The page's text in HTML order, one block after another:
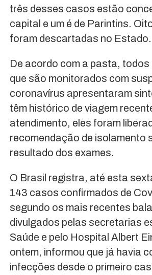
três desses casos estão
capital e um é de Parintins.
foram descartadas no Estado.
De acordo com a pasta,
que são monitorados com
coronavírus apresentaram
têm histórico de viagem
atendimento, eles foram
recomendação de isolamento
resultado dos exames.
O Brasil registra, até esta
143 casos confirmados de
segundo os mais recentes
divulgados pelas secretarias
Saúde e pelo Hospital Albert
ontem, informou que já havia
infecções desde o primeiro